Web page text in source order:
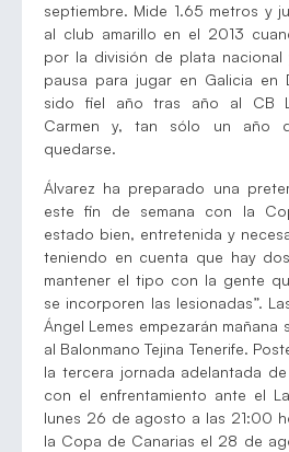
septiembre. Mide 1.65 metros y
al club amarillo en el 2013
por la división de plata nacional
pausa para jugar en Galicia en
sido fiel año tras año al CB
Carmen y, tan sólo un año
quedarse.
Álvarez ha preparado una
este fin de semana con la
estado bien, entretenida y
teniendo en cuenta que hay
mantener el tipo con la gente
se incorporen las lesionadas”.
Ángel Lemes empezarán
al Balonmano Tejina Tenerife.
la tercera jornada adelantada
con el enfrentamiento ante el
lunes 26 de agosto a las 21:00
la Copa de Canarias el 28 de